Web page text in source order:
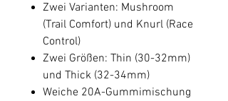
Zwei Varianten: Mushroom
(Trail Comfort) und Knurl (Race
Control)
Zwei Größen: Thin (30-32mm)
und Thick (32-34mm)
Weiche 20A-Gummimischung